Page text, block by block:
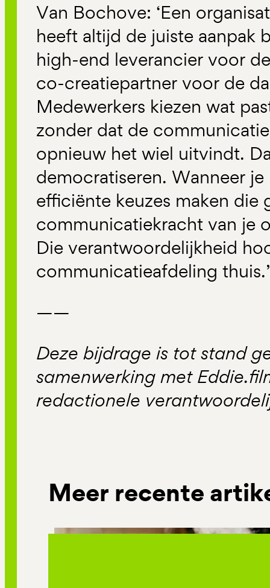
Van Bochove: ‘Een
heeft altijd de juiste aanpak
high-end leverancier voor
co-creatiepartner voor de
Medewerkers kiezen wat
zonder dat de
opnieuw het wiel uitvindt.
democratiseren. Wanneer
efficiënte keuzes maken die
communicatiekracht van je
Die verantwoordelijkheid
communicatieafdeling thuis.’
——
Deze bijdrage is tot stand
samenwerking met
redactionele
Meer recente